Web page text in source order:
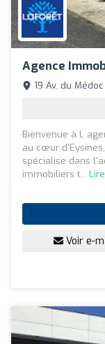
Agence
19 Av. du
Bienvenue à L
au cœur
spécialise dans
immobiliers t...
Voir e-